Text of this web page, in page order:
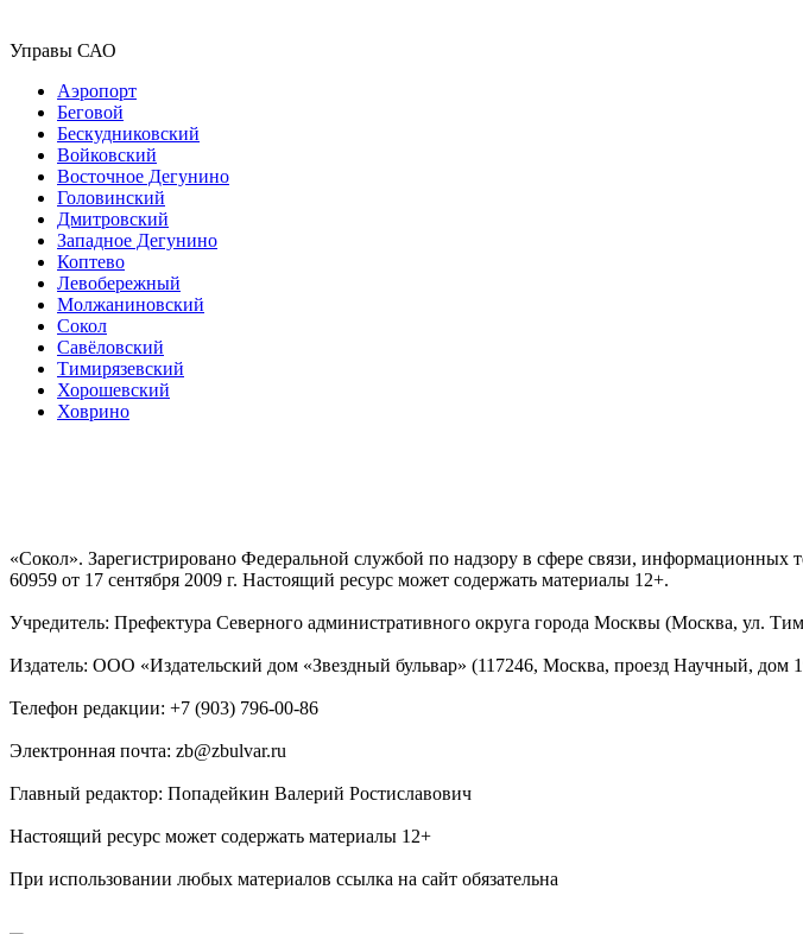
Управы САО
Аэропорт
Беговой
Бескудниковский
Войковский
Восточное Дегунино
Головинский
Дмитровский
Западное Дегунино
Коптево
Левобережный
Молжаниновский
Сокол
Савёловский
Тимирязевский
Хорошевский
Ховрино
«Сокол». Зарегистрировано Федеральной службой по надзору в сфере связи,
60959 от 17 сентября 2009 г. Настоящий ресурс может содержать материалы 12+.
Учредитель: Префектура Северного административного округа города Москвы (Москва, ул.
Издатель: ООО «Издательский дом «Звездный бульвар» (117246, Москва, проезд Научный, дом
Телефон редакции: +7 (903) 796-00-86
Электронная почта: zb@zbulvar.ru
Главный редактор: Попадейкин Валерий Ростиславович
Настоящий ресурс может содержать материалы 12+
При использовании любых материалов ссылка на сайт обязательна